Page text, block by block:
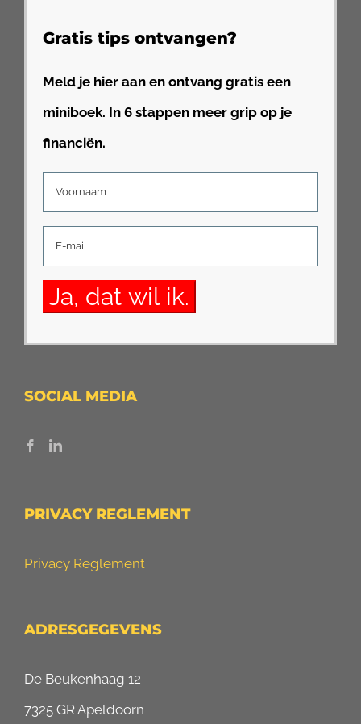
Gratis tips ontvangen?
Meld je hier aan en ontvang gratis een
miniboek. In 6 stappen meer grip op je
financiën.
SOCIAL MEDIA
PRIVACY REGLEMENT
Privacy Reglement
ADRESGEGEVENS
De Beukenhaag 12
7325 GR Apeldoorn